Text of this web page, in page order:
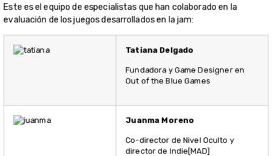
Este es el equipo de especialistas que han colaborado en la
evaluación de los juegos desarrollados en la jam:
Tatiana Delgado
Fundadora y Game Designer en
Out of the Blue Games
Juanma Moreno
Co-director de Nivel Oculto y
director de Indie[MAD]